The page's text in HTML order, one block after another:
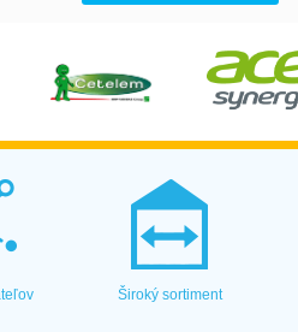
Široký sortiment